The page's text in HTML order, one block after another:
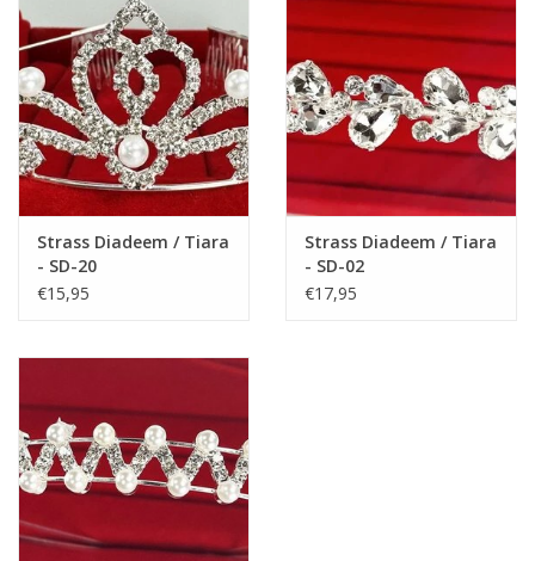
Strass Diadeem / Tiara
- SD-20
€15,95
Strass Diadeem / Tiara
- SD-02
€17,95